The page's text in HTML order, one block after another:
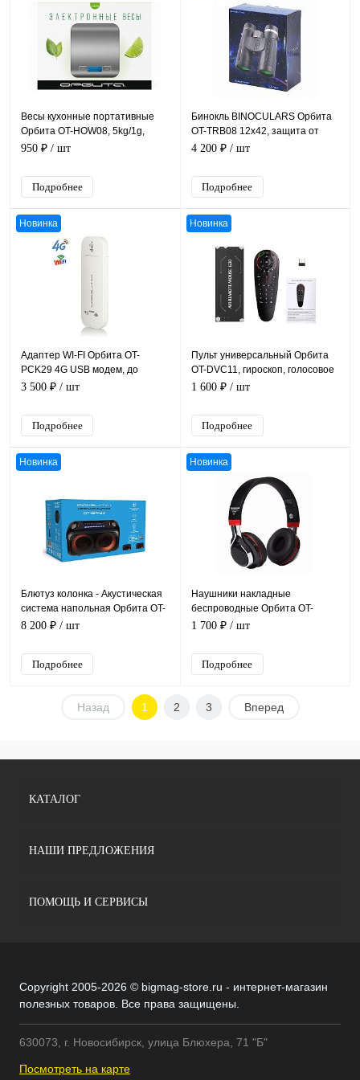
Весы кухонные портативные
Орбита OT-HOW08, 5kg/1g,
металл, пластик, 2xAAA
950 ₽ / шт
Подробнее
Бинокль BINOCULARS Орбита
OT-TRB08 12х42, защита от
влаги, 114M AT 1000M
4 200 ₽ / шт
Подробнее
Новинка
Адаптер WI-FI Орбита OT-
PCK29 4G USB модем, до
150Mbps / LTE Cat4
3 500 ₽ / шт
Подробнее
Новинка
Пульт универсальный Орбита
OT-DVC11, гироскоп, голосовое
управление, Plug and Play
1 600 ₽ / шт
Подробнее
Новинка
Блютуз колонка - Акустическая
система напольная Орбита OT-
SPF23 30 Вт, 210*250*480 мм
8 200 ₽ / шт
Подробнее
Новинка
Наушники накладные
беспроводные Орбита OT-
ERB22 Bluetooth Черные
1 700 ₽ / шт
Подробнее
Назад 1 2 3 Вперед
КАТАЛОГ
НАШИ ПРЕДЛОЖЕНИЯ
ПОМОЩЬ И СЕРВИСЫ
Copyright 2005-2026 © bigmag-store.ru - интернет-магазин
полезных товаров. Все права защищены.
630073, г. Новосибирск, улица Блюхера, 71 "Б"
Посмотреть на карте